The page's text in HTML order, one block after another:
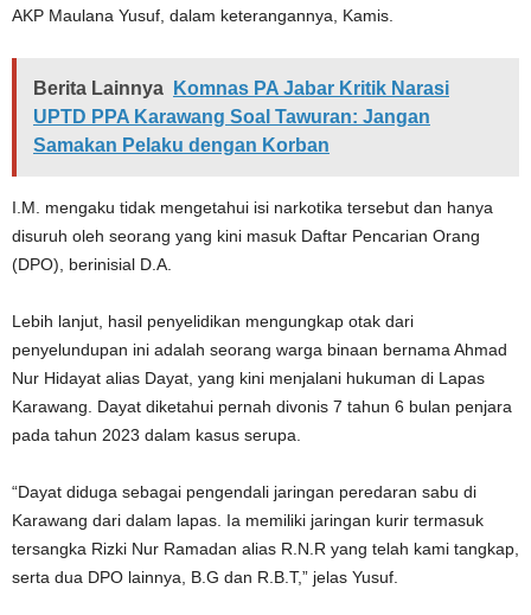
AKP Maulana Yusuf, dalam keterangannya, Kamis.
Berita Lainnya
Komnas PA Jabar Kritik Narasi
UPTD PPA Karawang Soal Tawuran: Jangan
Samakan Pelaku dengan Korban
I.M. mengaku tidak mengetahui isi narkotika tersebut dan hanya
disuruh oleh seorang yang kini masuk Daftar Pencarian Orang
(DPO), berinisial D.A.
Lebih lanjut, hasil penyelidikan mengungkap otak dari
penyelundupan ini adalah seorang warga binaan bernama Ahmad
Nur Hidayat alias Dayat, yang kini menjalani hukuman di Lapas
Karawang. Dayat diketahui pernah divonis 7 tahun 6 bulan penjara
pada tahun 2023 dalam kasus serupa.
“Dayat diduga sebagai pengendali jaringan peredaran sabu di
Karawang dari dalam lapas. Ia memiliki jaringan kurir termasuk
tersangka Rizki Nur Ramadan alias R.N.R yang telah kami tangkap,
serta dua DPO lainnya, B.G dan R.B.T,” jelas Yusuf.